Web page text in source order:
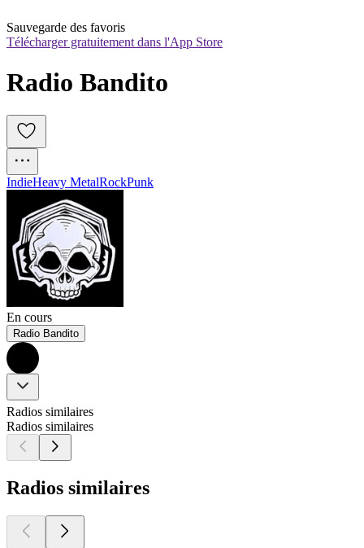
Sauvegarde des favoris
Télécharger gratuitement dans l'App Store
Radio Bandito
IndieHeavy MetalRockPunk
En cours
Radio Bandito
Radios similaires
Radios similaires
Radios similaires